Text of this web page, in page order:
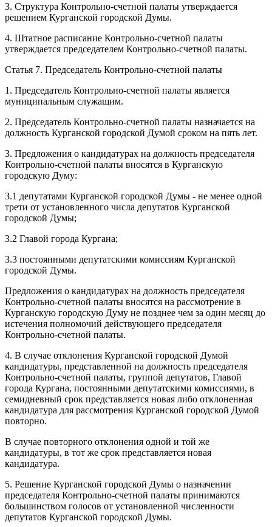
3. Структура Контрольно-счетной палаты утверждается
решением Курганской городской Думы.
4. Штатное расписание Контрольно-счетной палаты
утверждается председателем Контрольно-счетной палаты.
Статья 7. Председатель Контрольно-счетной палаты
1. Председатель Контрольно-счетной палаты является
муниципальным служащим.
2. Председатель Контрольно-счетной палаты назначается на
должность Курганской городской Думой сроком на пять лет.
3. Предложения о кандидатурах на должность председателя
Контрольно-счетной палаты вносятся в Курганскую
городскую Думу:
3.1 депутатами Курганской городской Думы - не менее одной
трети от установленного числа депутатов Курганской
городской Думы;
3.2 Главой города Кургана;
3.3 постоянными депутатскими комиссиям Курганской
городской Думы.
Предложения о кандидатурах на должность председателя
Контрольно-счетной палаты вносятся на рассмотрение в
Курганскую городскую Думу не позднее чем за один месяц до
истечения полномочий действующего председателя
Контрольно-счетной палаты.
4. В случае отклонения Курганской городской Думой
кандидатуры, представленной на должность председателя
Контрольно-счетной палаты, группой депутатов, Главой
города Кургана, постоянными депутатскими комиссиями, в
семидневный срок представляется новая либо отклоненная
кандидатура для рассмотрения Курганской городской Думой
повторно.
В случае повторного отклонения одной и той же
кандидатуры, в тот же срок представляется новая
кандидатура.
5. Решение Курганской городской Думы о назначении
председателя Контрольно-счетной палаты принимаются
большинством голосов от установленной численности
депутатов Курганской городской Думы.